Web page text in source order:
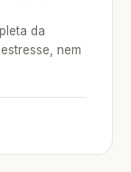
da
nem